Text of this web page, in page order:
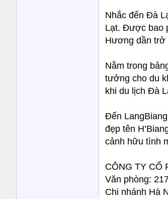
Nhắc đến Đà
Lạt. Được bao
Hương dần trở
Nằm trong
tưởng cho du
khi du lịch Đà
Đến
đẹp tên
cảnh hữu tình
CÔNG TY CỔ
Văn phòng:
Chi nhánh Hà